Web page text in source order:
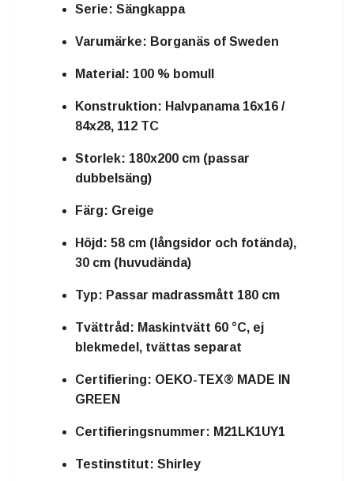
Serie: Sängkappa
Varumärke: Borganäs of Sweden
Material: 100 % bomull
Konstruktion: Halvpanama 16x16 /
84x28, 112 TC
Storlek: 180x200 cm (passar
dubbelsäng)
Färg: Greige
Höjd: 58 cm (långsidor och fotända),
30 cm (huvudända)
Typ: Passar madrassmått 180 cm
Tvättråd: Maskintvätt 60 °C, ej
blekmedel, tvättas separat
Certifiering: OEKO-TEX® MADE IN
GREEN
Certifieringsnummer: M21LK1UY1
Testinstitut: Shirley